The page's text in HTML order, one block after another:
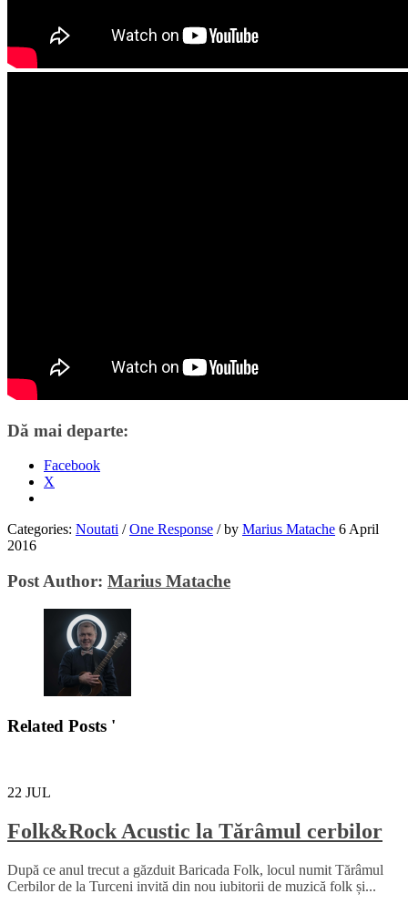
Dă mai departe:
Facebook
X
Categories: Noutati / One Response /by Marius Matache 6 April
2016
Post Author: Marius Matache
Related Posts '
22 JUL
Folk&Rock Acustic la Tărâmul cerbilor
După ce anul trecut a găzduit Baricada Folk, locul numit Tărâmul
Cerbilor de la Turceni invită din nou iubitorii de muzică folk și...